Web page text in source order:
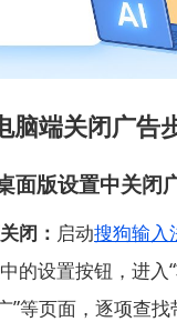
脑端关闭广告
面版设置中关闭
闭： 启动搜狗输入
的设置按钮，进入
”等页面，逐项查找